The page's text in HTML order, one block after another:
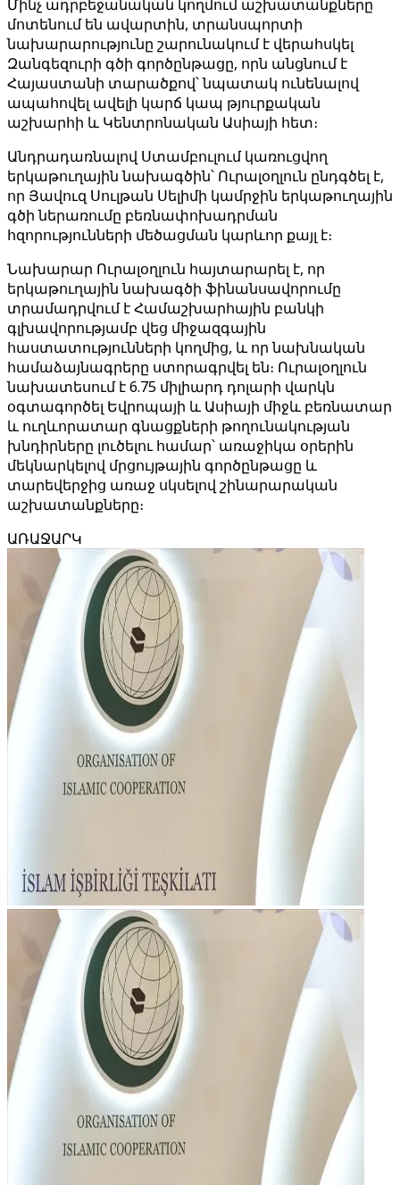
Մինչ ադրբեջանական կողմում աշխատանքները
մոտենում են ավարտին, տրանսպորտի
նախարարությունը շարունակում է վերահսկել
Զանգեզուրի գծի գործընթացը, որն անցնում է
Հայաստանի տարածքով՝ նպատակ ունենալով
ապահովել ավելի կարճ կապ թյուրքական
աշխարհի և Կենտրոնական Ասիայի հետ։
Անդրադառնալով Ստամբուլում կառուցվող
երկաթուղային նախագծին՝ Ուրալօղլուն ընդգծել է,
որ Յավուզ Սուլթան Սելիմի կամրջին երկաթուղային
գծի ներառումը բեռնափոխադրման
հզորությունների մեծացման կարևոր քայլ է։
Նախարար Ուրալօղլուն հայտարարել է, որ
երկաթուղային նախագծի ֆինանսավորումը
տրամադրվում է Համաշխարհային բանկի
գլխավորությամբ վեց միջազգային
հաստատությունների կողմից, և որ նախնական
համաձայնագրերը ստորագրվել են։ Ուրալօղլուն
նախատեսում է 6.75 միլիարդ դոլարի վարկն
օգտագործել Եվրոպայի և Ասիայի միջև բեռնատար
և ուղևորատար գնացքների թողունակության
խնդիրները լուծելու համար՝ առաջիկա օրերին
մեկնարկելով մրցույթային գործընթացը և
տարեվերջից առաջ սկսելով շինարարական
աշխատանքները։
ԱՌԱՋԱՐԿ